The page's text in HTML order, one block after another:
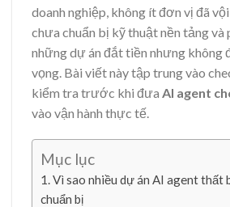
doanh nghiệp, không ít đơn vị đã
chưa chuẩn bị kỹ thuật nền tảng và
những dự án đắt tiền nhưng không
vọng. Bài viết này tập trung vào
kiểm tra trước khi đưa AI agent
vào vận hành thực tế.
Mục lục
Vì sao nhiều dự án AI agent thất
chuẩn bị